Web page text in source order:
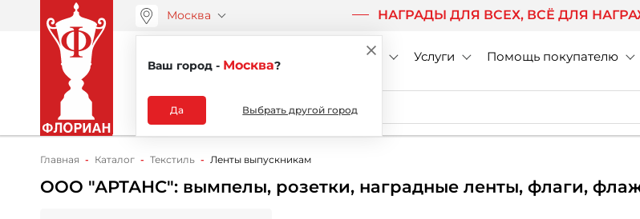
Москва
Ваш город - Москва?
Да Выбрать другой город
НАГРАДЫ ДЛЯ ВСЕХ, ВСЁ ДЛЯ
+7 (495) 730-51-48 О компании Услуги Помощь покупателю
Каталог
Главная Каталог Текстиль Ленты выпускникам
ООО "АРТАНС": вымпелы, розетки, наградные ленты, флаги,